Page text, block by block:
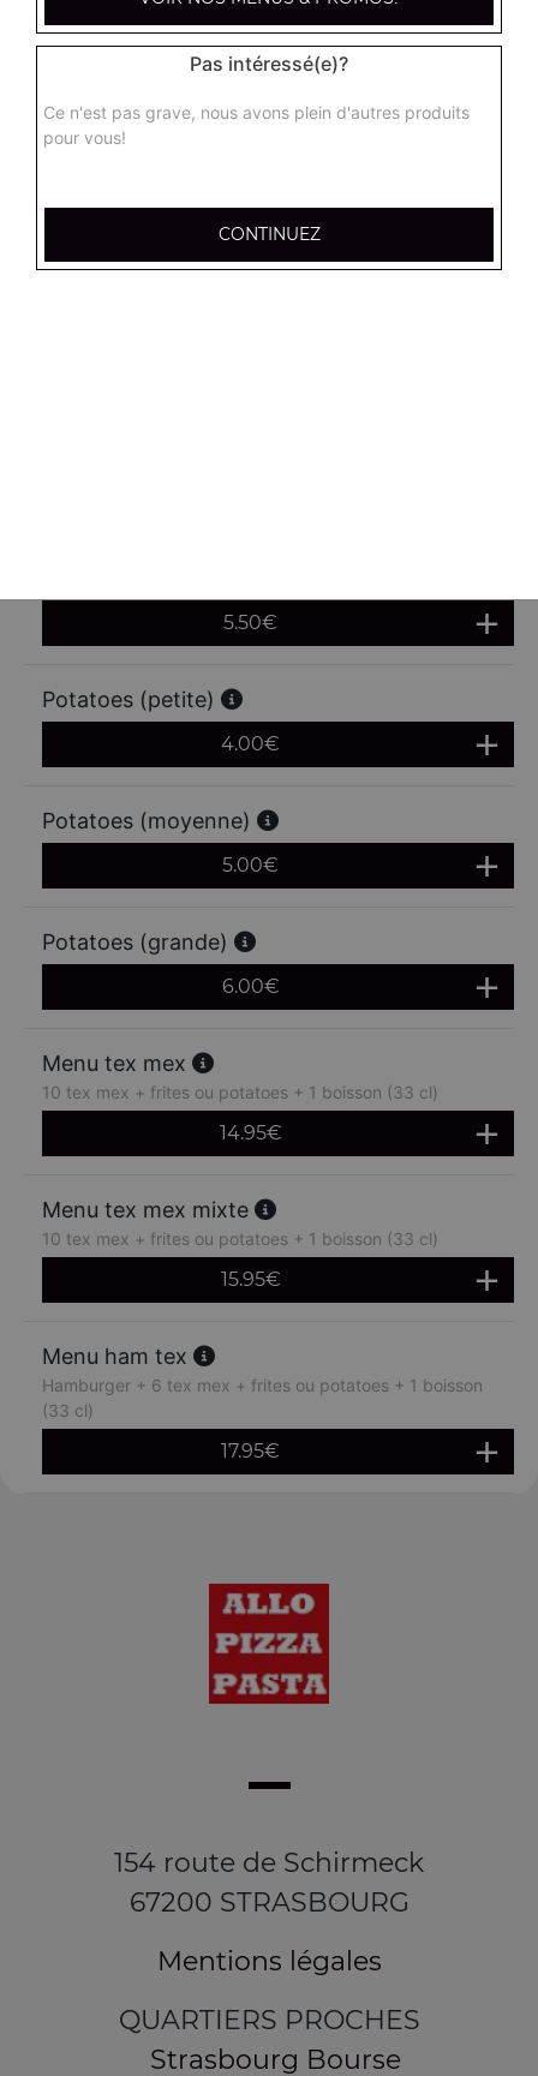
Tenders x12
13.00€
5.50€
Potatoes (petite)
4.00€
Potatoes (moyenne)
5.00€
Potatoes (grande)
6.00€
Menu tex mex
10 tex mex + frites ou potatoes + 1 boisson (33 cl)
14.95€
Menu tex mex mixte
10 tex mex + frites ou potatoes + 1 boisson (33 cl)
15.95€
Menu ham tex
Hamburger + 6 tex mex + frites ou potatoes + 1 boisson
(33 cl)
17.95€
154 route de Schirmeck
67200 STRASBOURG
Mentions légales
QUARTIERS PROCHES
Strasbourg Bourse
Pas intéressé(e)?
Ce n'est pas grave, nous avons plein d'autres produits
pour vous!
CONTINUEZ